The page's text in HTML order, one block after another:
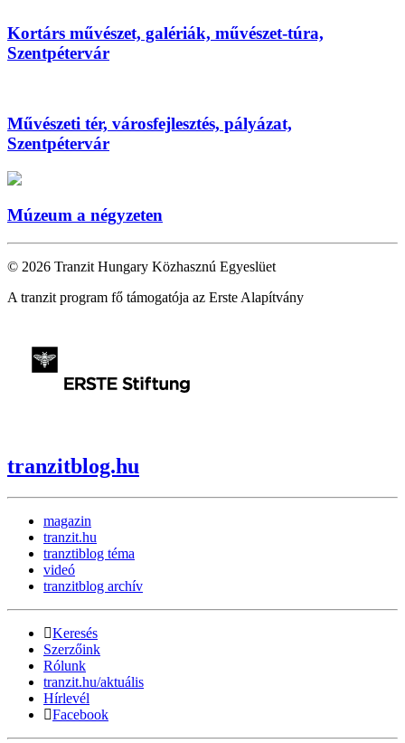
Kortárs művészet, galériák, művészet-túra,
Szentpétervár
Művészeti tér, városfejlesztés, pályázat,
Szentpétervár
Múzeum a négyzeten
© 2026 Tranzit Hungary Közhasznú Egyeslüet
A tranzit program fő támogatója az Erste Alapítvány
tranzitblog.hu
magazin
tranzit.hu
tranztiblog téma
videó
tranzitblog archív
Keresés
Szerzőink
Rólunk
tranzit.hu/aktuális
Hírlevél
Facebook